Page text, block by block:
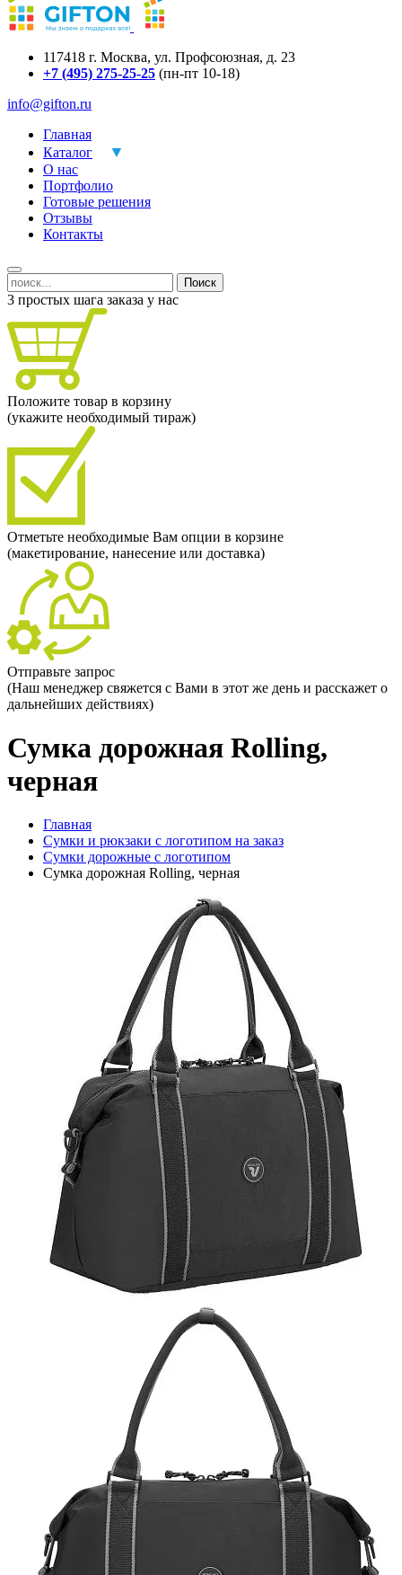
117418 г. Москва, ул. Профсоюзная, д. 23
+7 (495) 275-25-25 (пн-пт 10-18)
info@gifton.ru
Главная
Каталог
О нас
Портфолио
Готовые решения
Отзывы
Контакты
Поиск
3 простых шага заказа у нас
Положите товар в корзину
(укажите необходимый тираж)
Отметьте необходимые Вам опции в корзине
(макетирование, нанесение или доставка)
Отправьте запрос
(Наш менеджер свяжется с Вами в этот же день и расскажет о
дальнейших действиях)
Сумка дорожная Rolling,
черная
Главная
Сумки и рюкзаки с логотипом на заказ
Сумки дорожные с логотипом
Сумка дорожная Rolling, черная